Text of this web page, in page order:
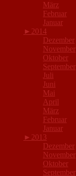
März
Februar
Januar
► 2014
Dezember
November
Oktober
September
Juli
Juni
Mai
April
März
Februar
Januar
► 2013
Dezember
November
Oktober
September